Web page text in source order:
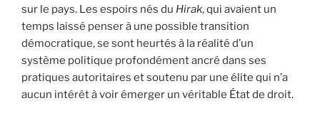
sur le pays. Les espoirs nés du Hirak, qui avaient un
temps laissé penser à une possible transition
démocratique, se sont heurtés à la réalité d’un
système politique profondément ancré dans ses
pratiques autoritaires et soutenu par une élite qui n’a
aucun intérêt à voir émerger un véritable État de droit.